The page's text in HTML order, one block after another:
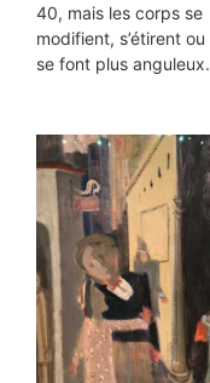
40, mais les corps se
modifient, s’étirent ou
se font plus anguleux.